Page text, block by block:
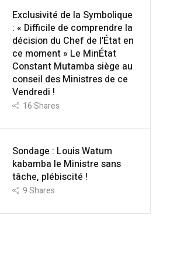
Exclusivité de la Symbolique
: « Difficile de comprendre la
décision du Chef de l’État en
ce moment » Le MinÉtat
Constant Mutamba siège au
conseil des Ministres de ce
Vendredi !
16Shares
Sondage : Louis Watum
kabamba le Ministre sans
tâche, plébiscité !
9Shares